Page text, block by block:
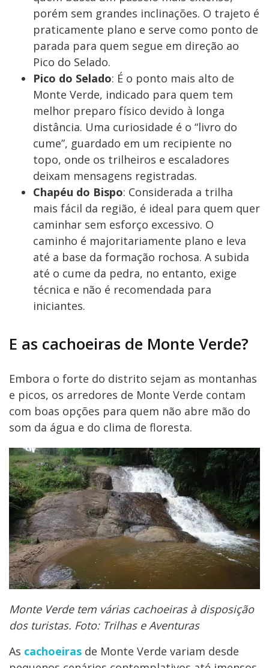
porém sem grandes inclinações. O trajeto é
praticamente plano e serve como ponto de
parada para quem segue em direção ao
Pico do Selado.
Pico do Selado: É o ponto mais alto de
Monte Verde, indicado para quem tem
melhor preparo físico devido à longa
distância. Uma curiosidade é o “livro do
cume”, guardado em um recipiente no
topo, onde os trilheiros e escaladores
deixam mensagens registradas.
Chapéu do Bispo: Considerada a trilha
mais fácil da região, é ideal para quem quer
caminhar sem esforço excessivo. O
caminho é majoritariamente plano e leva
até a base da formação rochosa. A subida
até o cume da pedra, no entanto, exige
técnica e não é recomendada para
iniciantes.
E as cachoeiras de Monte Verde?
Embora o forte do distrito sejam as montanhas
e picos, os arredores de Monte Verde contam
com boas opções para quem não abre mão do
som da água e do clima de floresta.
Monte Verde tem várias cachoeiras à disposição
dos turistas. Foto: Trilhas e Aventuras
As cachoeiras de Monte Verde variam desde